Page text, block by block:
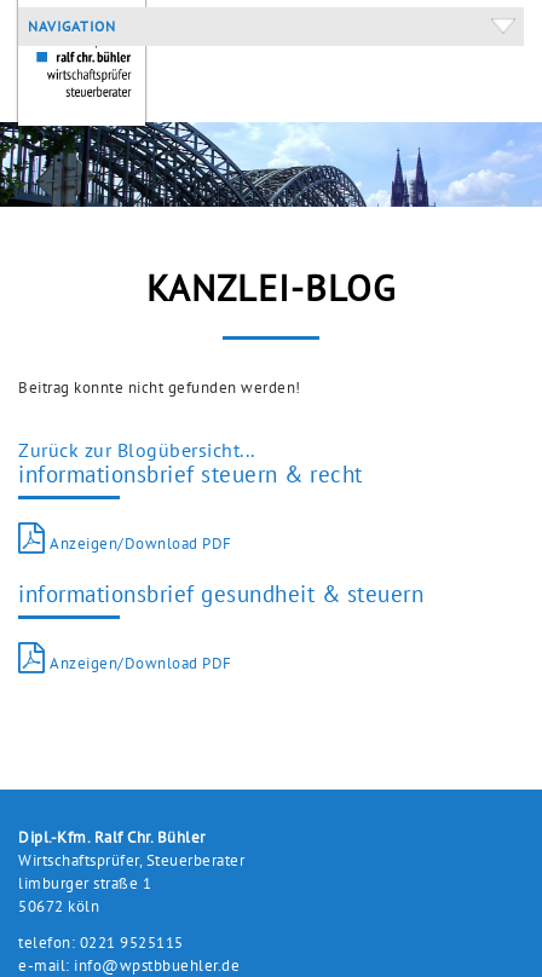
NAVIGATION
KANZLEI-BLOG
Beitrag konnte nicht gefunden werden!
Zurück zur Blogübersicht...
informationsbrief steuern & recht
Anzeigen/Download PDF
informationsbrief gesundheit & steuern
Anzeigen/Download PDF
Dipl.-Kfm. Ralf Chr. Bühler
Wirtschaftsprüfer, Steuerberater
limburger straße 1
50672 köln
telefon: 0221 9525115
e-mail: info@wpstbbuehler.de